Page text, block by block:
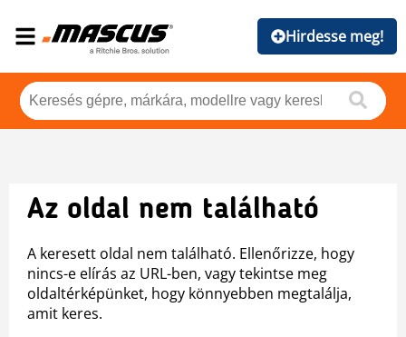
Hirdesse meg!
Az oldal nem található
A keresett oldal nem található. Ellenőrizze, hogy
nincs-e elírás az URL-ben, vagy tekintse meg
oldaltérképünket, hogy könnyebben megtalálja,
amit keres.